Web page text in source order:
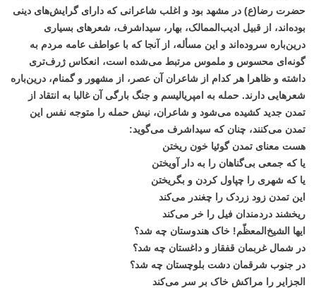
حضرت رضا(ع) در مشهد بود و اغلب شاعرانی که دارای گرایش‌های دینی
بوده‌اند،‌ از قبیل ادیب‌الممالک، بهار، سیداشرف، شعرهای بسیاری
درین‌باره سروده‌اند و این مسأله، از آنجا که با عواطف عامه مردم به
گونه‌ای محسوس و ملموس مرتبط می‌شده است، انعکاس ژرف‌تری
داشته و ظاهرا هر کدام از شاعران آن عصر، از مشهور و گمنام، درین‌باره
شعرهایی دارند. حمله به امپریالیسم و جنگ بارگی آن غالبا به انتقاد از
تمدن جدید کشیده می‌شود و شاعران، نیش حمله را متوجه نفس این
تمدن می‌کنند، چنان که سید‌اشرف می‌گوید:
هست معنای تمدن گوئیا خون ریختن
یا که جمعی بی‌گناهان را به دار آویختن
یا که شهری را چپاول کردن و بگریختن
این تمدن زود زردک را چغندر می‌کند
ریخشند دردمندان فیل را خر می‌کند
ایها الشیخ‌المعظّم! خاک هندوستان چه شد؟
در شمال غربمان قفقاز و داغستان چه شد؟
در جنوب شرقمان دشت بلوچستان چه شد؟
الجزایر را مراکش خاک بر سر می‌کند